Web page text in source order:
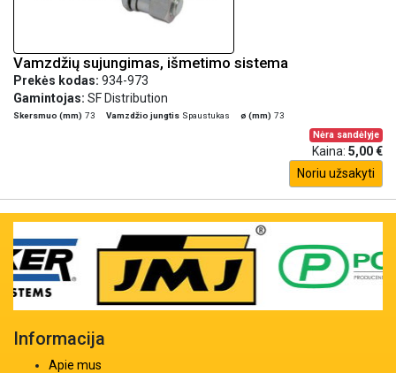
Vamzdžių sujungimas, išmetimo sistema
Prekės kodas: 934-973
Gamintojas: SF Distribution
Skersmuo (mm) 73 Vamzdžio jungtis Spaustukas ø (mm) 73
Nėra sandėlyje
Kaina: 5,00 €
Noriu užsakyti
Informacija
Apie mus